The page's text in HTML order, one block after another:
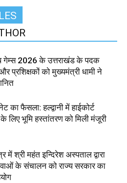
गेम्स 2026 के उत्तराखंड के पदक
प्रशिक्षकों को मुख्यमंत्री धामी ने
का फैसला: हल्द्वानी में हाईकोर्ट
लिए भूमि हस्तांतरण को मिली मंजूरी
में श्री महंत इन्दिरेश अस्पताल द्वारा
के संचालन को राज्य सरकार का